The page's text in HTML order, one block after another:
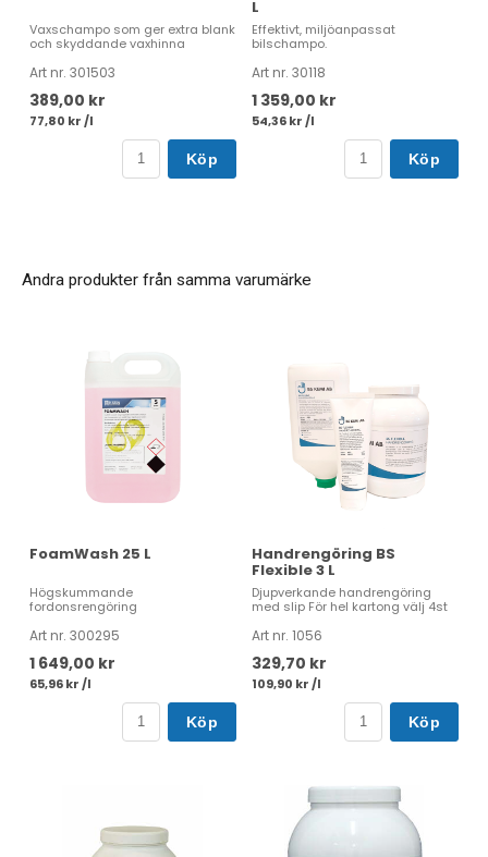
Vaxschampo som ger extra blank
och skyddande vaxhinna
Art nr. 301503
389,00 kr
77,80 kr /l
Köp
L
Effektivt, miljöanpassat
bilschampo.
Art nr. 30118
1 359,00 kr
54,36 kr /l
Köp
Andra produkter från samma varumärke
FoamWash 25 L
Högskummande
fordonsrengöring
Art nr. 300295
1 649,00 kr
65,96 kr /l
Köp
Handrengöring BS
Flexible 3 L
Djupverkande handrengöring
med slip För hel kartong välj 4st
Art nr. 1056
329,70 kr
109,90 kr /l
Köp